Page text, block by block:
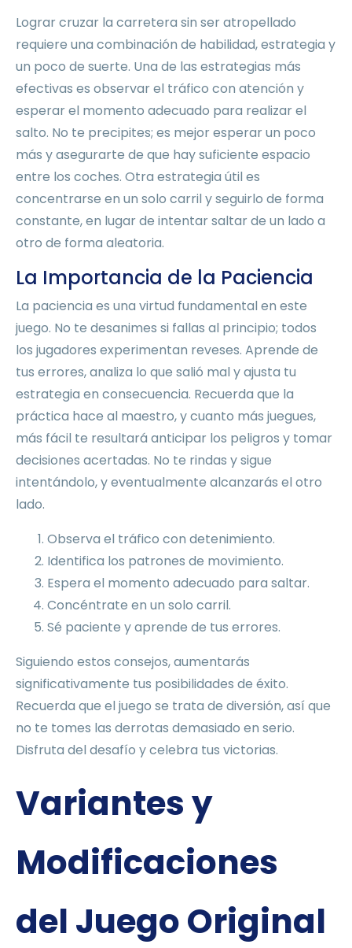
Lograr cruzar la carretera sin ser atropellado
requiere una combinación de habilidad, estrategia y
un poco de suerte. Una de las estrategias más
efectivas es observar el tráfico con atención y
esperar el momento adecuado para realizar el
salto. No te precipites; es mejor esperar un poco
más y asegurarte de que hay suficiente espacio
entre los coches. Otra estrategia útil es
concentrarse en un solo carril y seguirlo de forma
constante, en lugar de intentar saltar de un lado a
otro de forma aleatoria.
La Importancia de la Paciencia
La paciencia es una virtud fundamental en este
juego. No te desanimes si fallas al principio; todos
los jugadores experimentan reveses. Aprende de
tus errores, analiza lo que salió mal y ajusta tu
estrategia en consecuencia. Recuerda que la
práctica hace al maestro, y cuanto más juegues,
más fácil te resultará anticipar los peligros y tomar
decisiones acertadas. No te rindas y sigue
intentándolo, y eventualmente alcanzarás el otro
lado.
Observa el tráfico con detenimiento.
Identifica los patrones de movimiento.
Espera el momento adecuado para saltar.
Concéntrate en un solo carril.
Sé paciente y aprende de tus errores.
Siguiendo estos consejos, aumentarás
significativamente tus posibilidades de éxito.
Recuerda que el juego se trata de diversión, así que
no te tomes las derrotas demasiado en serio.
Disfruta del desafío y celebra tus victorias.
Variantes y
Modificaciones
del Juego Original